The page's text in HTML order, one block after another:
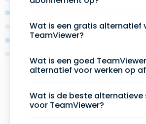
Wat is een gratis alternatief
TeamViewer?
Wat is een goed
alternatief voor werken op
Wat is de beste
voor TeamViewer?